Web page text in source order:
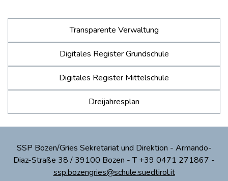
Transparente Verwaltung
Digitales Register Grundschule
Digitales Register Mittelschule
Dreijahresplan
SSP Bozen/Gries Sekretariat und Direktion - Armando-
Diaz-Straße 38 / 39100 Bozen - T +39 0471 271867 -
ssp.bozengries@schule.suedtirol.it